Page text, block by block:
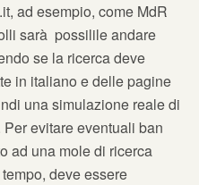
ad esempio, come MdR
sarà possilile andare
se la ricerca deve
in italiano e delle pagine
una simulazione reale di
evitare eventuali ban
ad una mole di ricerca
deve essere